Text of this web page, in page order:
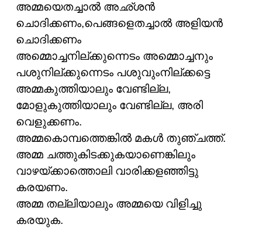
അമ്മയെതച്ചാൽ അഛ്ശൻ
ചൊദിക്കണം,പെങ്ങളെതച്ചാൽ അളിയൻ
ചൊദിക്കണം
അമ്മൊച്ചനില്ക്കുന്നെടം അമ്മൊച്ചനും
പശുനില്ക്കുന്നെടം പശുവുംനില്ക്കട്ടെ
അമ്മകുത്തിയാലും വേണ്ടില്ല,
മോളുകുത്തിയാലും വേണ്ടില്ല, അരി
വെളുക്കണം.
അമ്മകൊമ്പത്തെങ്കിൽ മകൾ തുഞ്ചത്ത്.
അമ്മ ചത്തുകിടക്കുകയാണെങ്കിലും
വാഴയ്ക്കാത്തൊലി വാരിക്കളഞ്ഞിട്ടു
കരയണം.
അമ്മ തല്ലിയാലും അമ്മയെ വിളിച്ചു
കരയുക.